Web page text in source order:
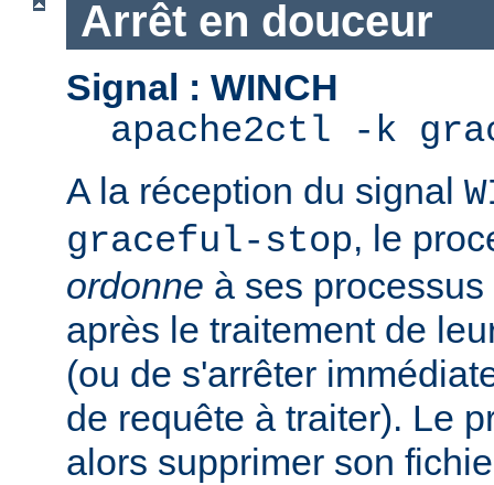
Arrêt en douceur
Signal : WINCH
apache2ctl -k
A la réception du signal
graceful-stop, le
ordonne à ses
après le traitement de
(ou de s'arrêter
de requête à traiter). Le
alors supprimer son